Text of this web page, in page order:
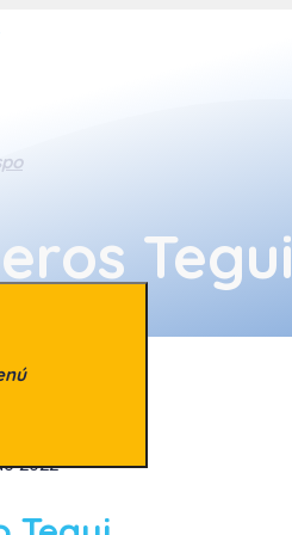
Tegui
2022